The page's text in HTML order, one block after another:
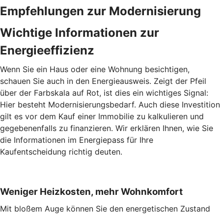
Empfehlungen zur Modernisierung
Wichtige Informationen zur
Energieeffizienz
Wenn Sie ein Haus oder eine Wohnung besichtigen,
schauen Sie auch in den Energieausweis. Zeigt der Pfeil
über der Farbskala auf Rot, ist dies ein wichtiges Signal:
Hier besteht Modernisierungsbedarf. Auch diese Investition
gilt es vor dem Kauf einer Immobilie zu kalkulieren und
gegebenenfalls zu finanzieren. Wir erklären Ihnen, wie Sie
die Informationen im Energiepass für Ihre
Kaufentscheidung richtig deuten.
Weniger Heizkosten, mehr Wohnkomfort
Mit bloßem Auge können Sie den energetischen Zustand